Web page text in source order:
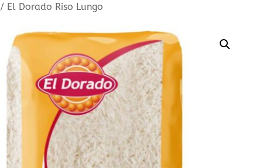
/ El Dorado Riso Lungo